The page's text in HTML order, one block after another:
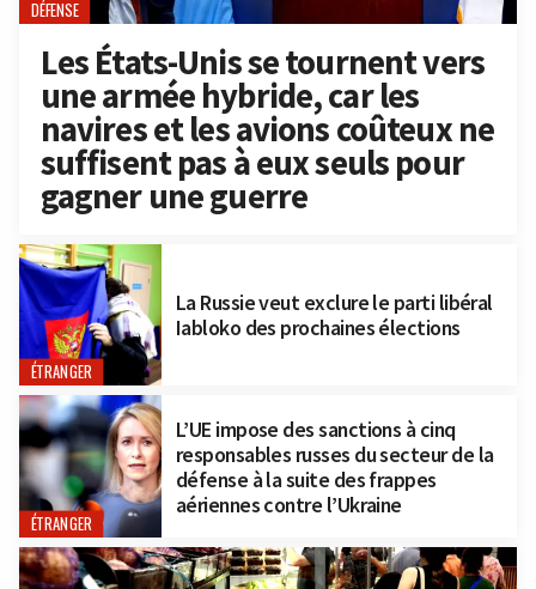
DÉFENSE
Les États-Unis se tournent vers
une armée hybride, car les
navires et les avions coûteux ne
suffisent pas à eux seuls pour
gagner une guerre
ÉTRANGER
La Russie veut exclure le parti libéral
Iabloko des prochaines élections
ÉTRANGER
L’UE impose des sanctions à cinq
responsables russes du secteur de la
défense à la suite des frappes
aériennes contre l’Ukraine